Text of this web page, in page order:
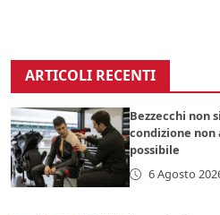
ARTICOLI RECENTI
Bezzecchi non
condizione
possibile
6 Agosto